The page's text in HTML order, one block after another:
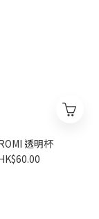
KUROMI 透明杯